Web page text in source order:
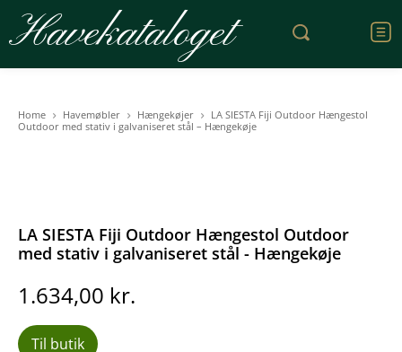
Havekataloget
Home Havemøbler Hængekøjer
LA SIESTA Fiji Outdoor Hængestol
Outdoor med stativ i galvaniseret stål – Hængekøje
LA SIESTA Fiji Outdoor Hængestol Outdoor
med stativ i galvaniseret stål - Hængekøje
1.634,00 kr.
Til butik